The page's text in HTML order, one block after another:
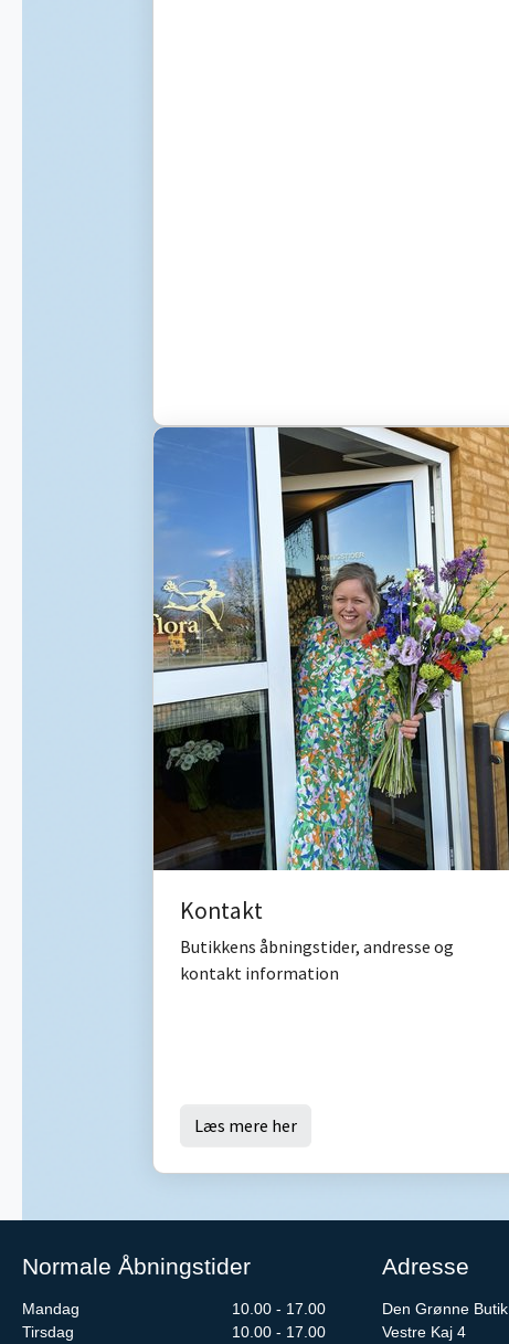
Kontakt
Butikkens åbningstider, andresse og
kontakt information
Læs mere her
Normale Åbningstider
Mandag
10.00 - 17.00
Tirsdag
10.00 - 17.00
Adresse
Den Grønne Butik
Vestre Kaj 4